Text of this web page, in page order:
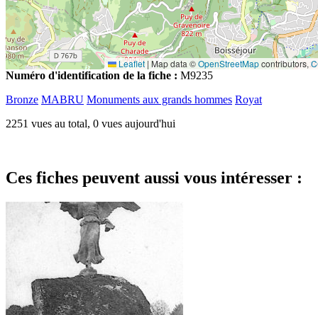
Leaflet | Map data ©OpenStreetMapcontributors,
Numéro d'identification de la fiche : M9235
Bronze MABRU Monuments aux grands hommes Royat
2251 vues au total, 0 vues aujourd'hui
Ces fiches peuvent aussi vous intéresser :